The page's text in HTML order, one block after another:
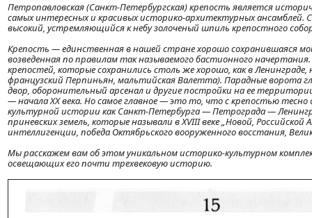
Петропавловская (Санкт-Петербургская) крепость является
самых интересных и красивых историко-архитектурных ансамблей.
высокий, устремляющийся к небу золоченый шпиль крепостного
Крепость — единственная в нашей стране хорошо сохранившаяся
возведенная по правилам так называемого бастионного
крепостей, которые сохранились столь же хорошо, как в
французский Перпиньян, мальтийская Валетта). Парадные ворота
двор, оборонительный арсенал и другие постройки на ее
— начала XX века. Но самое главное — это то, что с крепостью
культурной истории как Санкт-Петербурга — Петрограда —
приневских земель, которые называли в XVIII веке „Новой,
интеллигенции, победа Октябрьского вооруженного восстания,
Мы расскажем вам об этом уникальном историко-культурном
освещающих его почти трехвековую историю.